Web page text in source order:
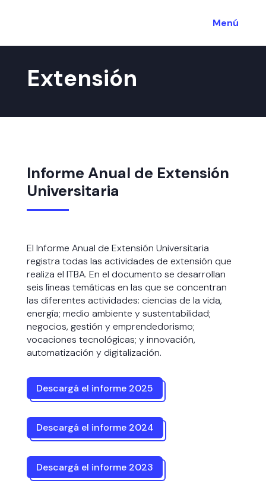
Menú
Extensión
Informe Anual de Extensión
Universitaria
El Informe Anual de Extensión Universitaria
registra todas las actividades de extensión que
realiza el ITBA. En el documento se desarrollan
seis líneas temáticas en las que se concentran
las diferentes actividades: ciencias de la vida,
energía; medio ambiente y sustentabilidad;
negocios, gestión y emprendedorismo;
vocaciones tecnológicas; y innovación,
automatización y digitalización.
Descargá el informe 2025
Descargá el informe 2024
Descargá el informe 2023